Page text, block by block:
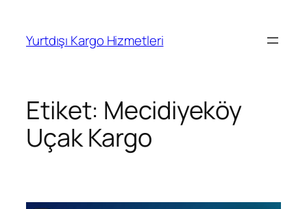
Yurtdışı Kargo Hizmetleri
Etiket: Mecidiyeköy
Uçak Kargo